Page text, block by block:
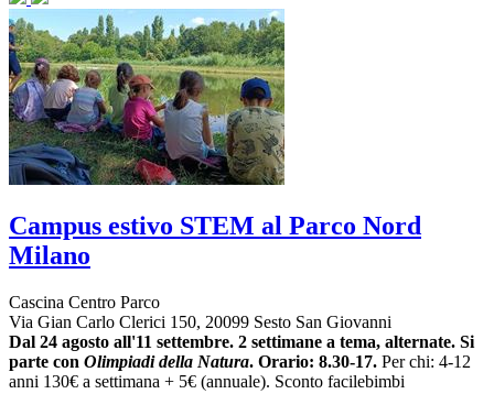
Campus estivo STEM al Parco Nord
Milano
Cascina Centro Parco
Via Gian Carlo Clerici 150, 20099 Sesto San Giovanni
Dal 24 agosto all'11 settembre. 2 settimane a tema, alternate. Si
parte con Olimpiadi della Natura. Orario: 8.30-17. Per chi: 4-12
anni 130€ a settimana + 5€ (annuale). Sconto facilebimbi